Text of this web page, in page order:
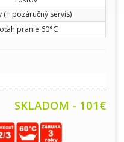
(+ pozáručný servis)
pranie 60°C
SKLADOM - 101€